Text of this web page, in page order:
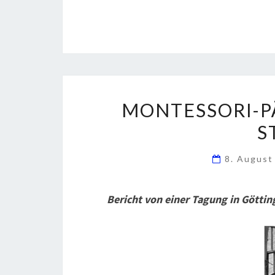
MONTESSORI-
8. August
Bericht von einer Tagung in